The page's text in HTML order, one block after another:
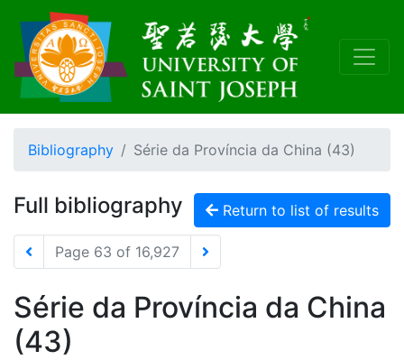
Bibliography Série da Província da China (43)
Full bibliography Return to list of results
Page 63 of 16,927
Série da Província da China
(43)